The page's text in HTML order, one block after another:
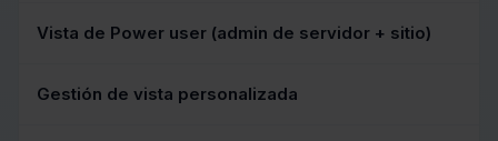
Vista de Power user (admin de servidor + sitio)
Gestión de vista personalizada